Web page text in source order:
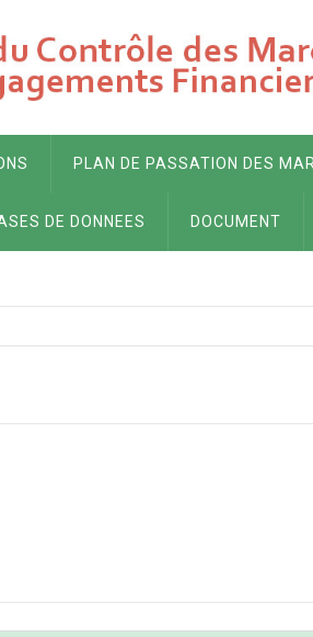
PLAN DE PASSATION DES
DE DONNEES DOCUMENT